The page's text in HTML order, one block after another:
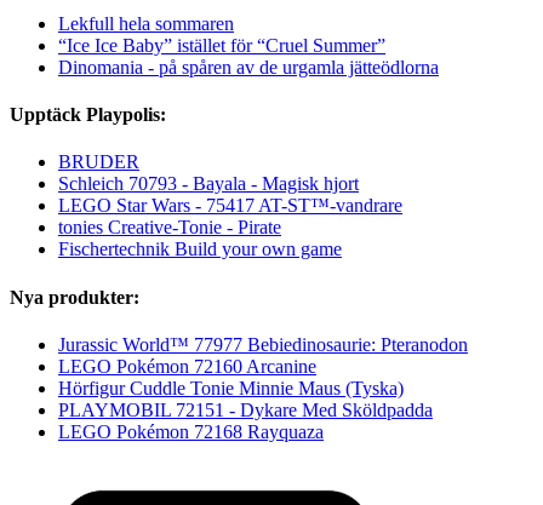
Lekfull hela sommaren
“Ice Ice Baby” istället för “Cruel Summer”
Dinomania - på spåren av de urgamla jätteödlorna
Upptäck Playpolis:
BRUDER
Schleich 70793 - Bayala - Magisk hjort
LEGO Star Wars - 75417 AT-ST™-vandrare
tonies Creative-Tonie - Pirate
Fischertechnik Build your own game
Nya produkter:
Jurassic World™ 77977 Bebiedinosaurie: Pteranodon
LEGO Pokémon 72160 Arcanine
Hörfigur Cuddle Tonie Minnie Maus (Tyska)
PLAYMOBIL 72151 - Dykare Med Sköldpadda
LEGO Pokémon 72168 Rayquaza